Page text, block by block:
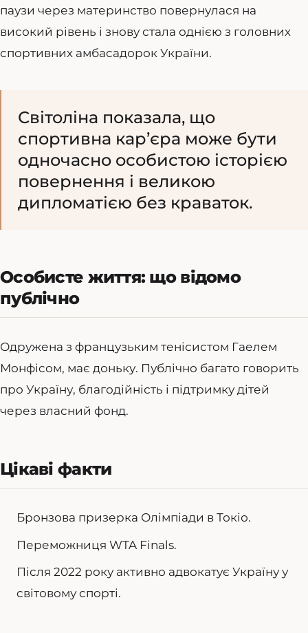
паузи через материнство повернулася на
високий рівень і знову стала однією з головних
спортивних амбасадорок України.
Світоліна показала, що
спортивна кар’єра може бути
одночасно особистою історією
повернення і великою
дипломатією без краваток.
Особисте життя: що відомо
публічно
Одружена з французьким тенісистом Гаелем
Монфісом, має доньку. Публічно багато говорить
про Україну, благодійність і підтримку дітей
через власний фонд.
Цікаві факти
Бронзова призерка Олімпіади в Токіо.
Переможниця WTA Finals.
Після 2022 року активно адвокатує Україну у
світовому спорті.